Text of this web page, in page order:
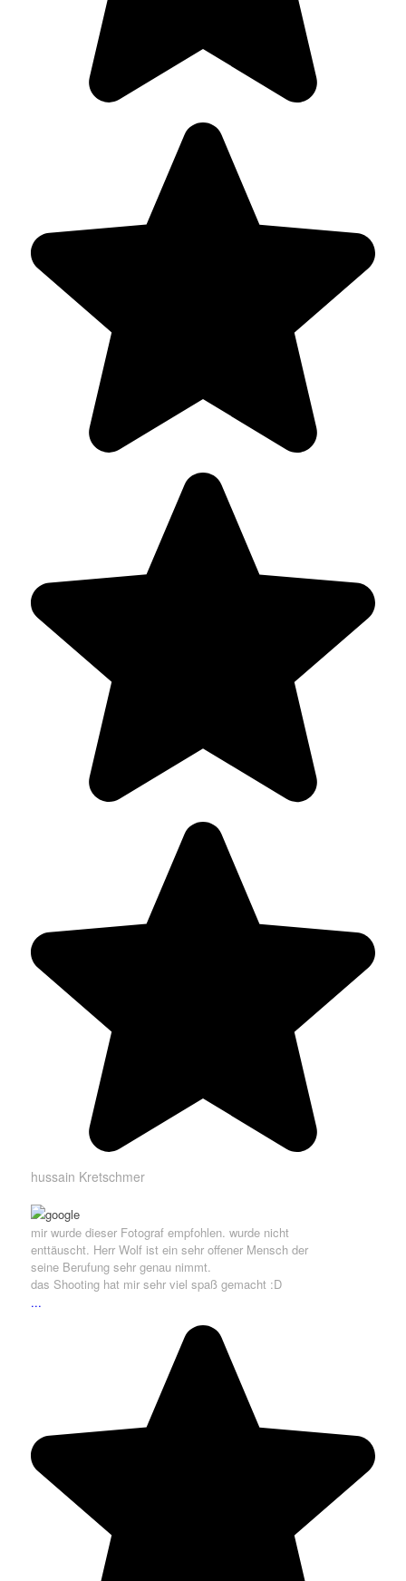
hussain Kretschmer
mir wurde dieser Fotograf empfohlen. wurde nicht
enttäuscht. Herr Wolf ist ein sehr offener Mensch der
seine Berufung sehr genau nimmt.
das Shooting hat mir sehr viel spaß gemacht :D
...